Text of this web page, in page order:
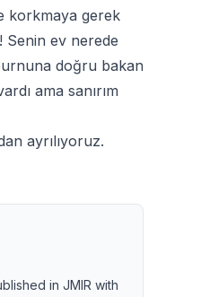
korkmaya gerek
Senin ev nerede
doğru bakan
ama sanırım
ayrılıyoruz.
in JMIR with